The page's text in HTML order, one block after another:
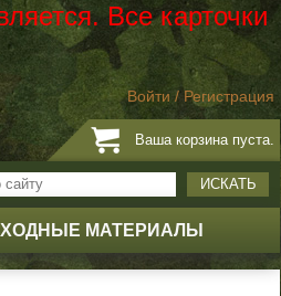
Все карточки
Войти / Регистрация
Ваша корзина пуста.
ИСКАТЬ
МАТЕРИАЛЫ